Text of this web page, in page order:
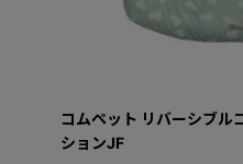
コムペット リバーシブル
ションJF